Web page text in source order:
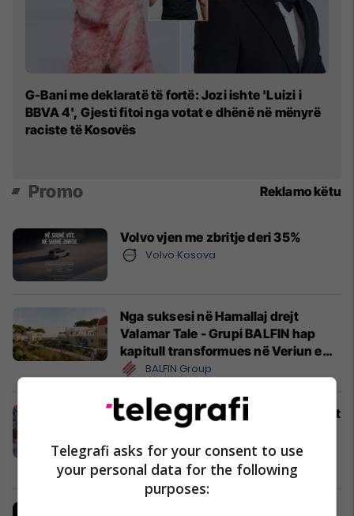
G-Bani me deklaratë të fortë: Jozi ishte 'Luizi i
BBVA 4', Gjesti fitoi nga votat e dhënë në mënyrë
raciste të Kosovës
Promo Reklamo këtu
Volvo vjen me zbritje deri 35%
Volvo Kosova
Nga suksesi në Hamallaj drejt
Valamar Tale - Grupi BALFIN hap
kapitull transformues në Veriun e
Shqipërisë
BALFIN Group
Sunny Hill 2026: Konfirmohen emrat
e rinj; Seth Troxler, Carlita dhe
Manifest në Prishtinë
Sunny Hill Festival
Telegrafi asks for your consent to use
your personal data for the following
purposes: